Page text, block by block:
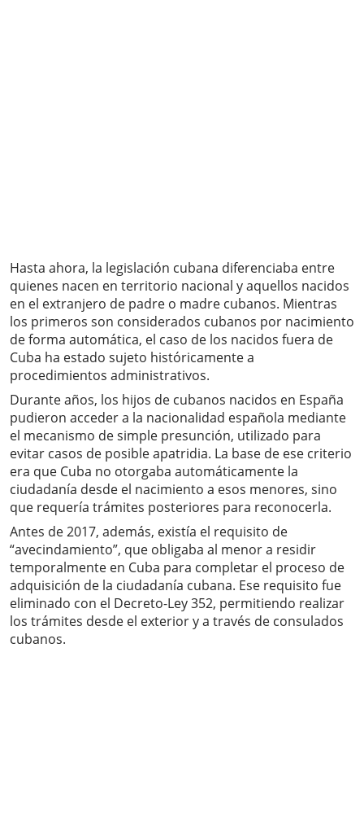
Hasta ahora, la legislación cubana diferenciaba entre
quienes nacen en territorio nacional y aquellos nacidos
en el extranjero de padre o madre cubanos. Mientras
los primeros son considerados cubanos por nacimiento
de forma automática, el caso de los nacidos fuera de
Cuba ha estado sujeto históricamente a
procedimientos administrativos.
Durante años, los hijos de cubanos nacidos en España
pudieron acceder a la nacionalidad española mediante
el mecanismo de simple presunción, utilizado para
evitar casos de posible apatridia. La base de ese criterio
era que Cuba no otorgaba automáticamente la
ciudadanía desde el nacimiento a esos menores, sino
que requería trámites posteriores para reconocerla.
Antes de 2017, además, existía el requisito de
“avecindamiento”, que obligaba al menor a residir
temporalmente en Cuba para completar el proceso de
adquisición de la ciudadanía cubana. Ese requisito fue
eliminado con el Decreto-Ley 352, permitiendo realizar
los trámites desde el exterior y a través de consulados
cubanos.